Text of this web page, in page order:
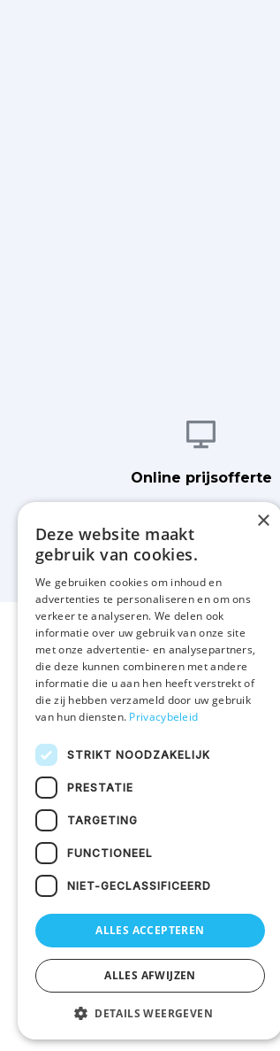
Online prijsofferte
Polo's
Promotiekleding
©2026Uw textiel bedrukken
×
Deze website maakt
gebruik van cookies.
We gebruiken cookies om inhoud en
advertenties te personaliseren en om ons
verkeer te analyseren. We delen ook
informatie over uw gebruik van onze site
met onze advertentie- en analysepartners,
die deze kunnen combineren met andere
informatie die u aan hen heeft verstrekt of
die zij hebben verzameld door uw gebruik
van hun diensten. Privacybeleid
STRIKT NOODZAKELIJK
PRESTATIE
TARGETING
FUNCTIONEEL
NIET-GECLASSIFICEERD
ALLES ACCEPTEREN
ALLES AFWIJZEN
DETAILS WEERGEVEN